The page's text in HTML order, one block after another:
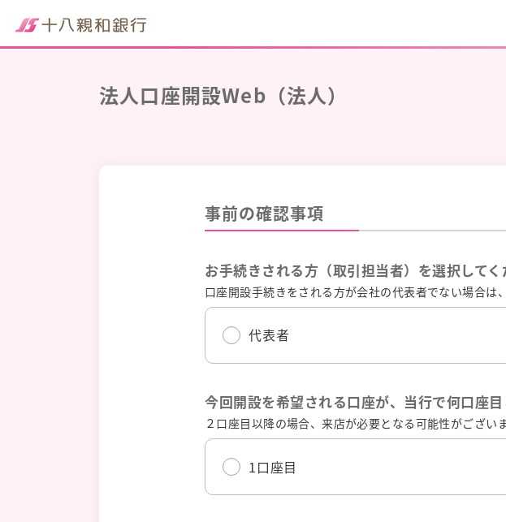
法人口座開設Web（法人）
事前の確認事項
お手続きされる方（取引担当者）を選択してく
口座開設手続きをされる方が会社の代表者でない場合は
代表者
今回開設を希望される口座が、当行で何口座
２口座目以降の場合、来店が必要となる可能性がござい
1口座目